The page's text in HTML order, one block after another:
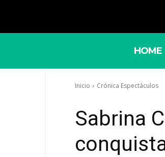
HOME
Inicio Crónica Espectáculos
Sabrina